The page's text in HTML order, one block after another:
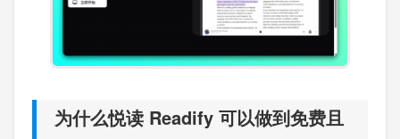
为什么悦读 Readify 可以做到免费且